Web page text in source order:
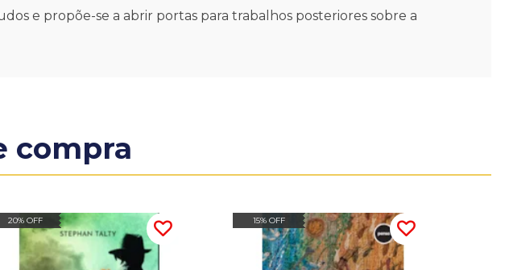
e propõe-se a abrir portas para trabalhos posteriores sobre a
compra
20% OFF 15% OFF